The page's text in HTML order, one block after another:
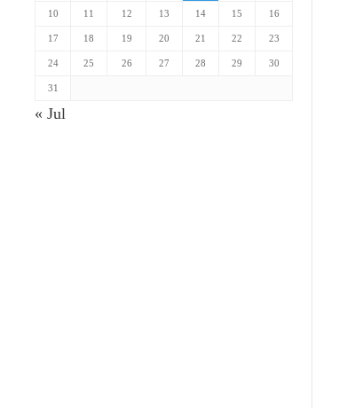
10 11 12 13 14 15 16
17 18 19 20 21 22 23
24 25 26 27 28 29 30
31
« Jul